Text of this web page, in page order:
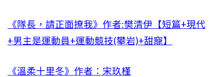
《隊長，請正面撩我》作者:樊清伊【短篇+現代
+男主是運動員+運動競技(攀岩)+甜寵】
《溫柔十里冬》作者：宋玖槿